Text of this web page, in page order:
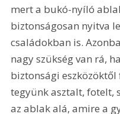
mert a bukó-nyíló
biztonságosan nyitva
családokban is.
nagy szükség van rá,
biztonsági
tegyünk asztalt, fotelt,
az ablak alá, amire a